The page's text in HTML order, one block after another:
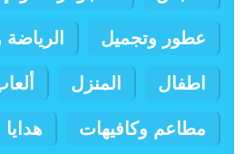
عطور وتجميل
اطفال المنزل
مطاعم وكافيهات